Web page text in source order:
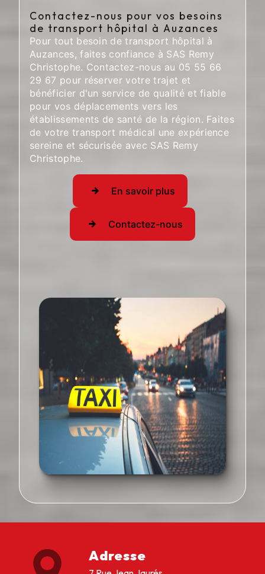
Contactez-nous pour vos besoins
de transport hôpital à Auzances
Pour tout besoin de transport hôpital à
Auzances, faites confiance à SAS Remy
Christophe. Contactez-nous au 05 55 66
29 67 pour réserver votre trajet et
bénéficier d'un service de qualité et fiable
pour vos déplacements vers les
établissements de santé de la région. Faites
de votre transport médical une expérience
sereine et sécurisée avec SAS Remy
Christophe.
En savoir plus
Contactez-nous
Adresse